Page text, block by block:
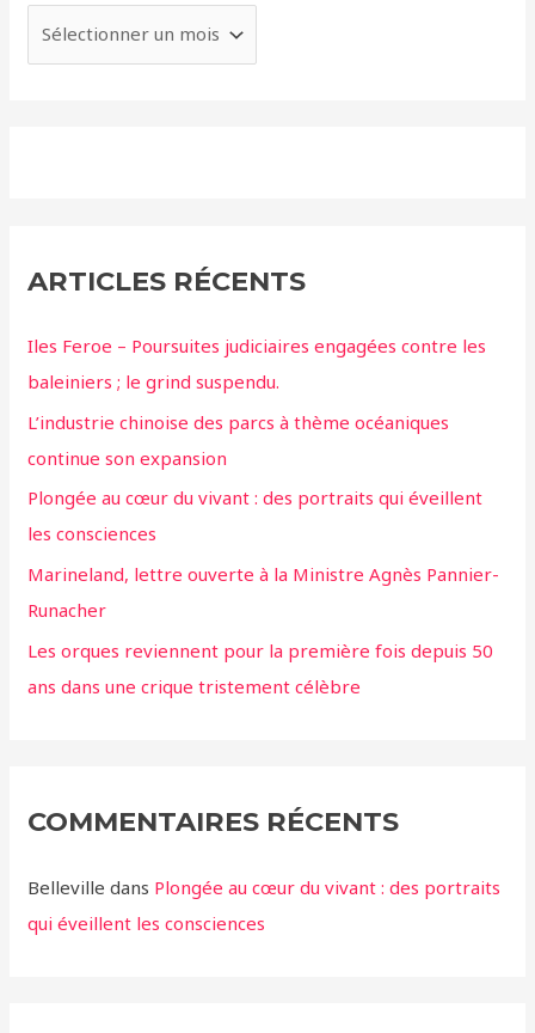
ARTICLES RÉCENTS
Iles Feroe – Poursuites judiciaires engagées contre les
baleiniers ; le grind suspendu.
L’industrie chinoise des parcs à thème océaniques
continue son expansion
Plongée au cœur du vivant : des portraits qui éveillent
les consciences
Marineland, lettre ouverte à la Ministre Agnès Pannier-
Runacher
Les orques reviennent pour la première fois depuis 50
ans dans une crique tristement célèbre
COMMENTAIRES RÉCENTS
Belleville dans Plongée au cœur du vivant : des portraits
qui éveillent les consciences